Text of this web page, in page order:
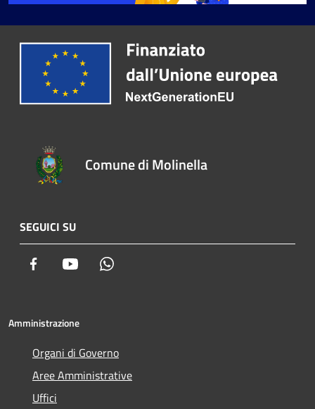
Comune di Molinella
SEGUICI SU
Facebook Youtube
Amministrazione
Organi di Governo
Aree Amministrative
Uffici